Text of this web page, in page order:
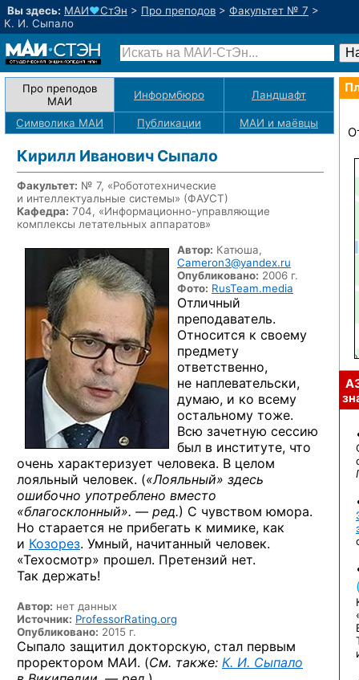
Вы здесь: МАИ♥СтЭн > Про преподов > Факультет № 7 >
К. И. Сыпало
Про преподов
МАИ
Информбюро Ландшафт
Символика МАИ Публикации МАИ и маёвцы
Кирилл Иванович Сыпало
Факультет: № 7, «Робототехнические
и интеллектуальные системы» (ФАУСТ)
Кафедра: 704, «Информационно-управляющие
комплексы летательных аппаратов»
Автор: Катюша,
Cameron3@yandex.ru
Опубликовано: 2006 г.
Фото: RusTeam.media
Отличный
преподаватель.
Относится к своему
предмету
ответственно,
не наплевательски,
думаю, и ко всему
остальному тоже.
Всю зачетную сессию
был в институте, что
очень характеризует человека. В целом
лояльный человек. («Лояльный» здесь
ошибочно употреблено вместо
«благосклонный». — ред.) С чувством юмора.
Но старается не прибегать к мимике, как
и Козорез. Умный, начитанный человек.
«Техосмотр» прошел. Претензий нет.
Так держать!
Автор: нет данных
Источник: ProfessorRating.org
Опубликовано: 2015 г.
Сыпало защитил докторскую, стал первым
проректором МАИ. (См. также: К. И. Сыпало